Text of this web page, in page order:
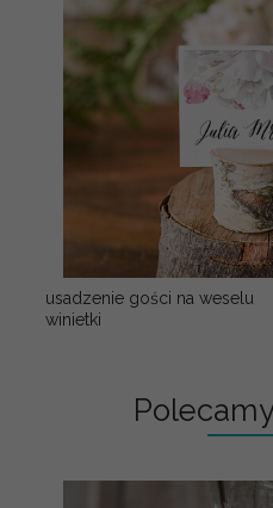
usadzenie gości na weselu
winietki